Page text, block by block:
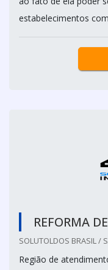
estabelecimentos
REFORMA
SOLUTOLDOS BRASIL /
Região de